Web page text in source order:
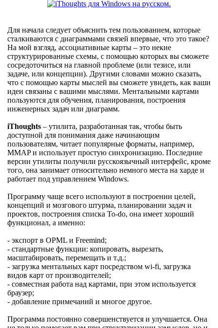
Для начала следует объяснить тем пользованием, которые
сталкиваются с диаграммами связей впервые, что это такое?
На мой взгляд, ассоциативные карты – это некие
структурированные схемы, с помощью которых вы сможете
сосредоточиться на главной проблеме (или тезисе, или
задаче, или концепции). Другими словами можно сказать,
что с помощью карты мыслей вы сможете увидеть, как ваши
идеи связаны с вашими мыслями. Ментальными картами
пользуются для обучения, планирования, построения
инженерных задач или диаграмм.
iThoughts – утилита, разработанная так, чтобы быть
доступной для понимания даже начинающим
пользователям, читает популярные форматы, например,
MMAP и использует простую синхронизацию. Последние
версии утилиты получили русскоязычный интерфейс, кроме
того, она занимает относительно немного места на харде и
работает под управлением Windows.
Программу чаще всего используют в построении целей,
концепций и мозгового штурма, планировании задач и
проектов, построения списка To-do, она имеет хороший
функционал, а именно:
- экспорт в OPML и Freemind;
- стандартные функции: копировать, вырезать,
масштабировать, перемещать и т.д.;
- загрузка ментальных карт посредством wi-fi, загрузка
видов карт от производителей;
- совместная работа над картами, при этом используется
браузер;
- добавление примечаний и многое другое.
Программа постоянно совершенствуется и улучшается. Она